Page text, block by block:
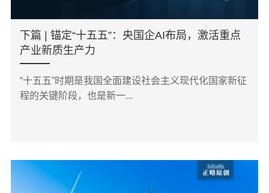
下篇 | 锚定“十五五”：央国企AI布局，激活重点
产业新质生产力
“十五五”时期是我国全面建设社会主义现代化国家新征
程的关键阶段，也是新一...